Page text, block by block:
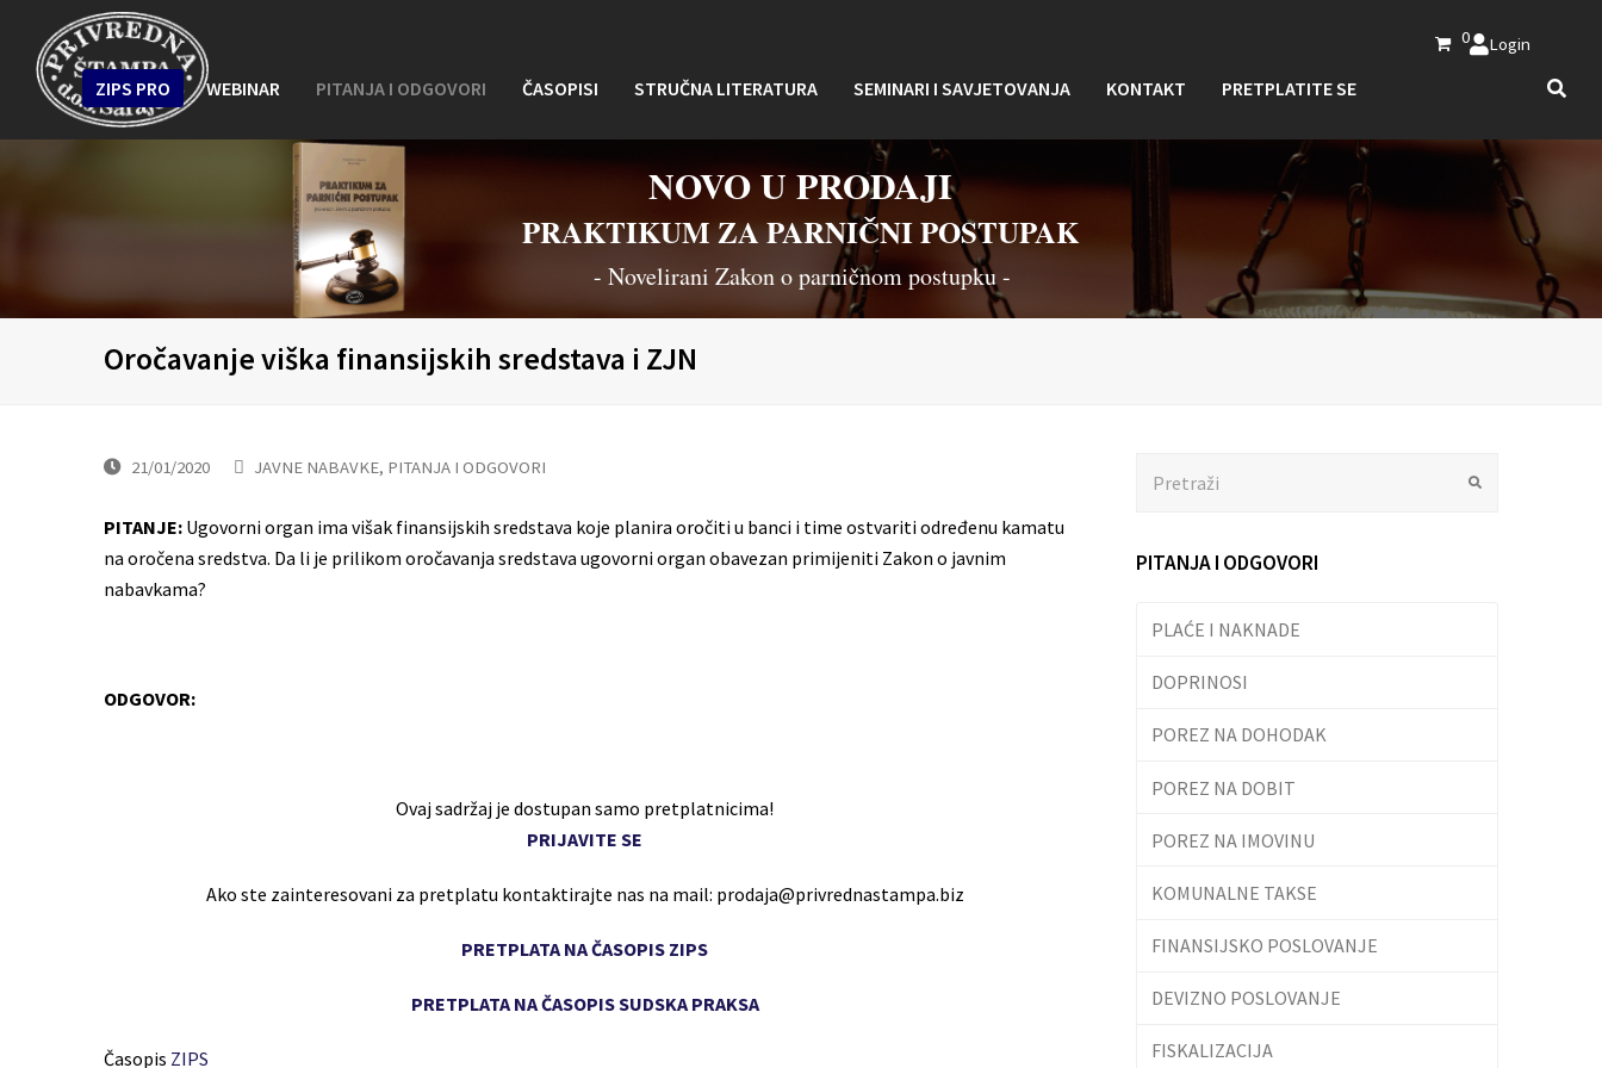
0 Login
ZIPS PRO WEBINAR PITANJA I ODGOVORI ČASOPISI STRUČNA LITERATURA SEMINARI I SAVJETOVANJA KONTAKT PRETPLATITE SE
NOVO U PRODAJI
PRAKTIKUM ZA PARNIČNI POSTUPAK
- Novelirani Zakon o parničnom postupku -
Oročavanje viška finansijskih sredstava i ZJN
21/01/2020 JAVNE NABAVKE, PITANJA I ODGOVORI
PITANJE: Ugovorni organ ima višak finansijskih sredstava koje planira oročiti u banci i time ostvariti određenu kamatu
na oročena sredstva. Da li je prilikom oročavanja sredstava ugovorni organ obavezan primijeniti Zakon o javnim
nabavkama?
ODGOVOR:
Ovaj sadržaj je dostupan samo pretplatnicima!
PRIJAVITE SE
Ako ste zainteresovani za pretplatu kontaktirajte nas na mail: prodaja@privrednastampa.biz
PRETPLATA NA ČASOPIS ZIPS
PRETPLATA NA ČASOPIS SUDSKA PRAKSA
Časopis ZIPS
PITANJA I ODGOVORI
PLAĆE I NAKNADE
DOPRINOSI
POREZ NA DOHODAK
POREZ NA DOBIT
POREZ NA IMOVINU
KOMUNALNE TAKSE
FINANSIJSKO POSLOVANJE
DEVIZNO POSLOVANJE
FISKALIZACIJA